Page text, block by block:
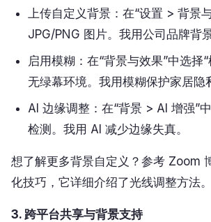
上传自定义背景：在“设置 > 背景
JPG/PNG 图片。我用公司品牌背
启用模糊：在“背景与效果”中选择
无绿幕环境。我用模糊保护家居隐
AI 边缘调整：在“背景 > AI 增强”
检测。我用 AI 减少边缘失真。
想了解更多背景自定义？参考 Zoom
化技巧，它详细介绍了光线调整方法。
3. 跨平台共享与背景支持